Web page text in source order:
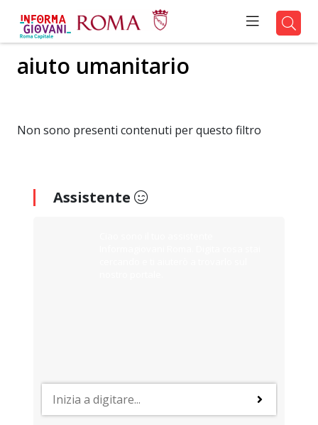
aiuto umanitario
Non sono presenti contenuti per questo filtro
Assistente